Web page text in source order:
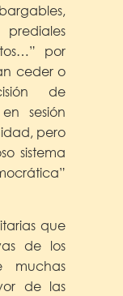
por
ceder o
de
sesión
pero
sistema
que
de los
muchas
de las